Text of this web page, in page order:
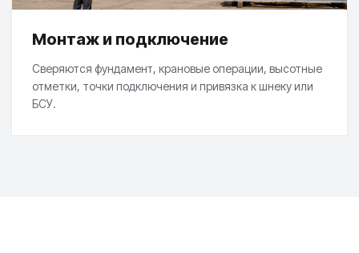
Монтаж и подключение
Сверяются фундамент, крановые операции, высотные
отметки, точки подключения и привязка к шнеку или
БСУ.